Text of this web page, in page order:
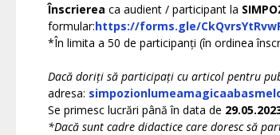
Înscrierea ca audient / participant la
formular:https://forms.gle/
*În limita a 50 de participanți (în ordinea
Dacă doriți să participați cu articol pentru
adresa:
Se primesc lucrări până în data de
*Dacă sunt cadre didactice care doresc să